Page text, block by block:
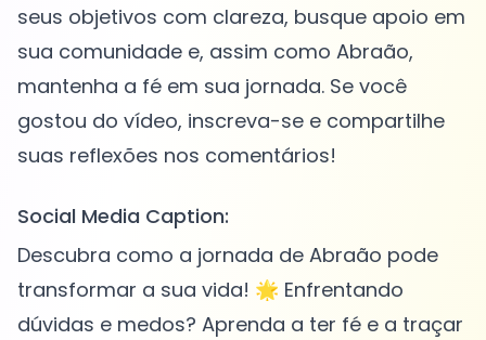
seus objetivos com clareza, busque apoio em
sua comunidade e, assim como Abraão,
mantenha a fé em sua jornada. Se você
gostou do vídeo, inscreva-se e compartilhe
Social Media Caption:
Descubra como a jornada de Abraão pode
transformar a sua vida! 🌟 Enfrentando
dúvidas e medos? Aprenda a ter fé e a traçar